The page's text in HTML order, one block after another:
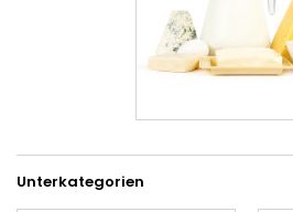
Unterkategorien